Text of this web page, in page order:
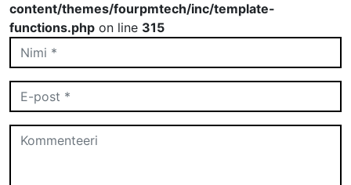
content/themes/fourpmtech/inc/template-
functions.php on line 315